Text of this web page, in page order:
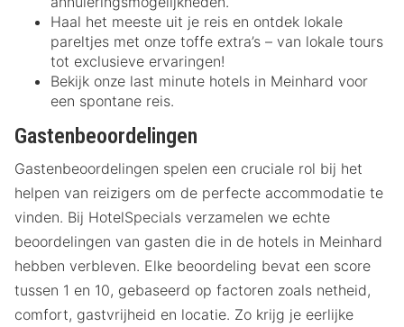
Haal het meeste uit je reis en ontdek lokale
pareltjes met onze toffe extra’s – van lokale tours
tot exclusieve ervaringen!
Bekijk onze last minute hotels in Meinhard voor
een spontane reis.
Gastenbeoordelingen
Gastenbeoordelingen spelen een cruciale rol bij het
helpen van reizigers om de perfecte accommodatie te
vinden. Bij HotelSpecials verzamelen we echte
beoordelingen van gasten die in de hotels in Meinhard
hebben verbleven. Elke beoordeling bevat een score
tussen 1 en 10, gebaseerd op factoren zoals netheid,
comfort, gastvrijheid en locatie. Zo krijg je eerlijke